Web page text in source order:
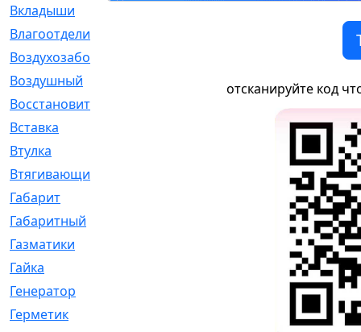
Вкладыши
Влагоотделитель
Воздухозаборник
Воздушный
Восстановительный
Вставка
Втулка
Втягивающий
Габарит
Габаритный
Газматики
Гайка
Генератор
Герметик
отсканируйте код